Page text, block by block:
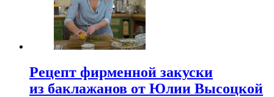
Рецепт фирменной закуски
из баклажанов от Юлии Высоцкой